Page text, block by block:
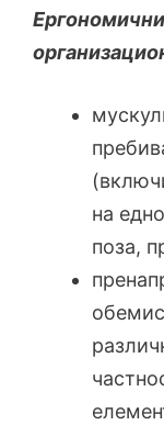
на
поза,